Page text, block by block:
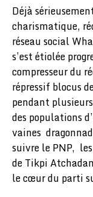
Déjà
charismatique,
réseau social
s’est étiolée
compresseur du
répressif blocus
pendant
des populations
vaines
suivre le PNP,
de Tikpi
le cœur du parti